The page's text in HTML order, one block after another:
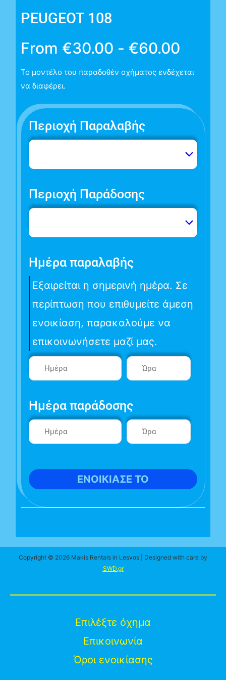
PEUGEOT 108
From €30.00 - €60.00
Το μοντέλο του παραδοθέν οχήματος ενδέχεται
να διαφέρει.
Περιοχή Παραλαβής
Περιοχή Παράδοσης
Ημέρα παραλαβής
Εξαιρείται η σημερινή ημέρα. Σε
περίπτωση που επιθυμείτε άμεση
ενοικίαση, παρακαλούμε να
επικοινωνήσετε μαζί μας.
Ημέρα παράδοσης
ΕΝΟΙΚΙΑΣΕ ΤΟ
Copyright © 2026 Makis Rentals in Lesvos | Designed with care by
SWD.gr
Επιλέξτε όχημα
Επικοινωνία
Όροι ενοικίασης